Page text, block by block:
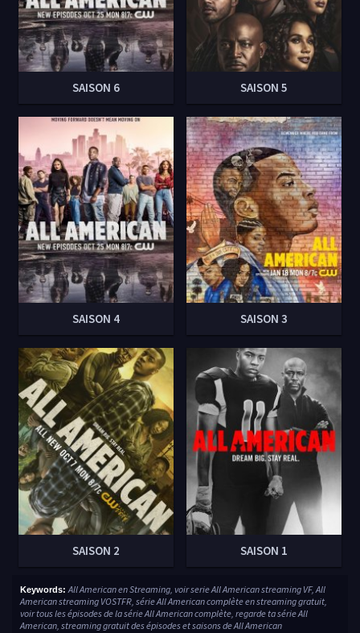
SAISON 6 SAISON 5
SAISON 4 SAISON 3
SAISON 2 SAISON 1
Keywords: All American en Streaming, voir serie All American streaming VF, All
American streaming VOSTFR, série All American complète en streaming gratuit,
voir tous les épisodes de la série All American complète, regarde ta série All
American, streaming gratuit des épisodes et saisons de All American